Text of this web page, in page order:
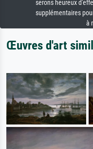
serons heureux
supplémentaires
à
Œuvres d'art